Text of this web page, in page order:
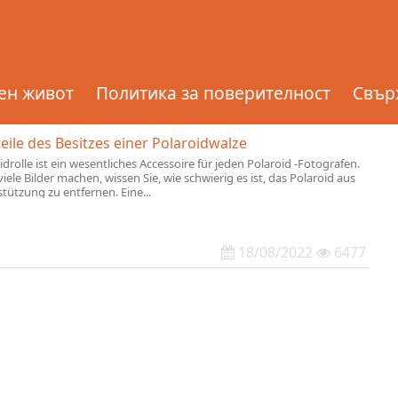
живот Политика за поверителност
des Besitzes einer Polaroidwalze
ist ein wesentliches Accessoire für jeden Polaroid -Fotografen.
Bilder machen, wissen Sie, wie schwierig es ist, das Polaroid aus
zu entfernen. Eine...
18/08/2022 6477